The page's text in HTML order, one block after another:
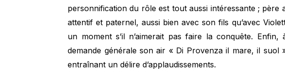
personnification du rôle est tout aussi intéressante ; père
attentif et paternel, aussi bien avec son fils qu’avec
un moment s’il n’aimerait pas faire la conquête.
demande générale son air « Di Provenza il mare, il suol
entraînant un délire d’applaudissements.